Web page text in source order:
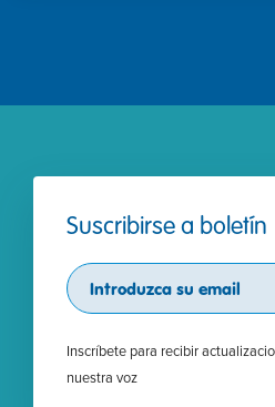
Suscribirse a boletín
Subscribe
Inscríbete para recibir
nuestra voz